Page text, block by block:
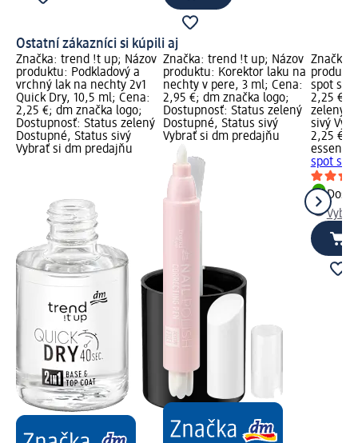
Ostatní zákazníci si kúpili aj
Značka: trend !t up; Názov
produktu: Podkladový a
vrchný lak na nechty 2v1
Quick Dry, 10,5 ml; Cena:
2,25 €; dm značka logo;
Dostupnosť: Status zelený
Dostupné, Status sivý
Vybrať si dm predajňu
Značka: trend !t up; Názov
produktu: Korektor laku na
nechty v pere, 3 ml; Cena:
2,95 €; dm značka logo;
Dostupnosť: Status zelený
Dostupné, Status sivý
Vybrať si dm predajňu
Značka:
spot
2,25 €;
zelený
sivý
2,25 €
essence
spot